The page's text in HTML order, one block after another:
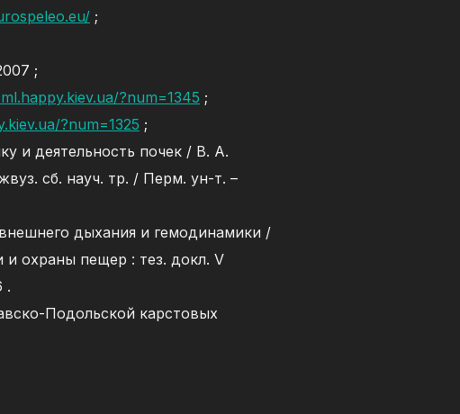
;
;
?num=1345 ;
?num=1325 ;
и деятельность почек / В. А.
сб. науч. тр. / Перм. ун-т. –
дыхания и гемодинамики /
охраны пещер : тез. докл. V
.
Подольской карстовых